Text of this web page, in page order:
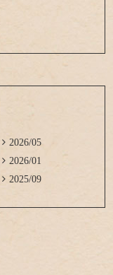
 2026/05
 2026/01
 2025/09